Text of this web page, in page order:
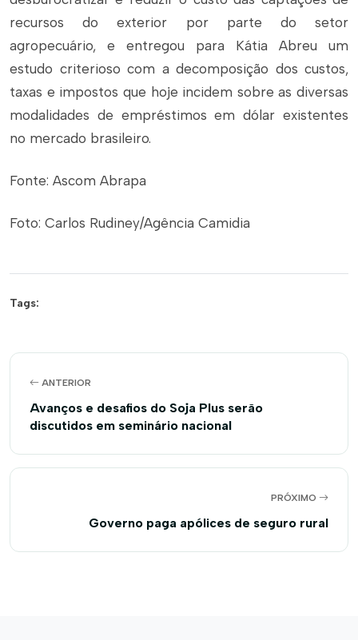
recursos do exterior por parte do setor
agropecuário, e entregou para Kátia Abreu um
estudo criterioso com a decomposição dos custos,
taxas e impostos que hoje incidem sobre as diversas
modalidades de empréstimos em dólar existentes
no mercado brasileiro.
Fonte: Ascom Abrapa
Foto: Carlos Rudiney/Agência Camidia
Tags:
ANTERIOR
Avanços e desafios do Soja Plus serão
discutidos em seminário nacional
PRÓXIMO
Governo paga apólices de seguro rural